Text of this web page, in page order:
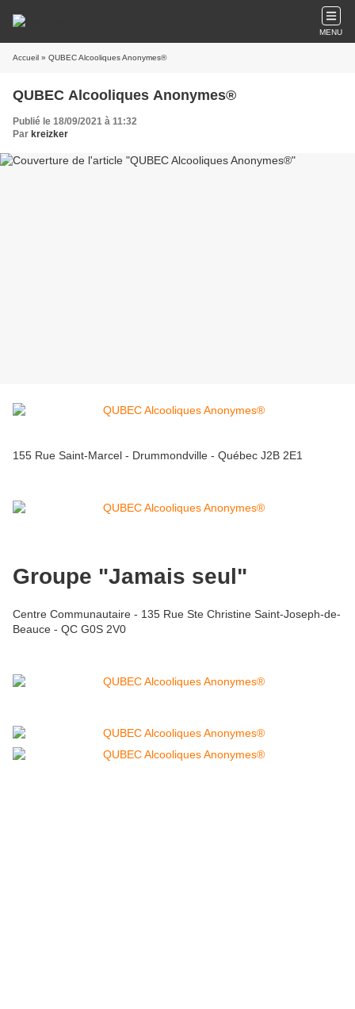
MENU
Accueil » QUBEC Alcooliques Anonymes®
QUBEC Alcooliques Anonymes®
Publié le 18/09/2021 à 11:32
Par kreizker
155 Rue Saint-Marcel - Drummondville - Québec J2B 2E1
Groupe "Jamais seul"
Centre Communautaire - 135 Rue Ste Christine Saint-Joseph-de-
Beauce - QC G0S 2V0